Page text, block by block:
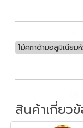
ไม้คฑาด้ามอลูมิเนียม
สินค้าเกี่ยว